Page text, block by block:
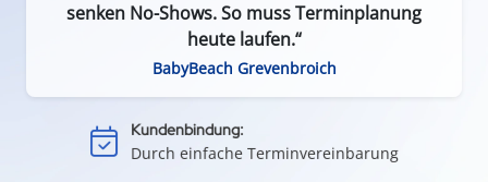
senken No-Shows. So muss Terminplanung
heute laufen.“
BabyBeach Grevenbroich
Effizient & zeitsparend:
Weniger Leerlauf durch Terminausfälle
Einfach & flexibel:
Keine App oder Installation nötig
Kundenbindung:
Durch einfache Terminvereinbarung